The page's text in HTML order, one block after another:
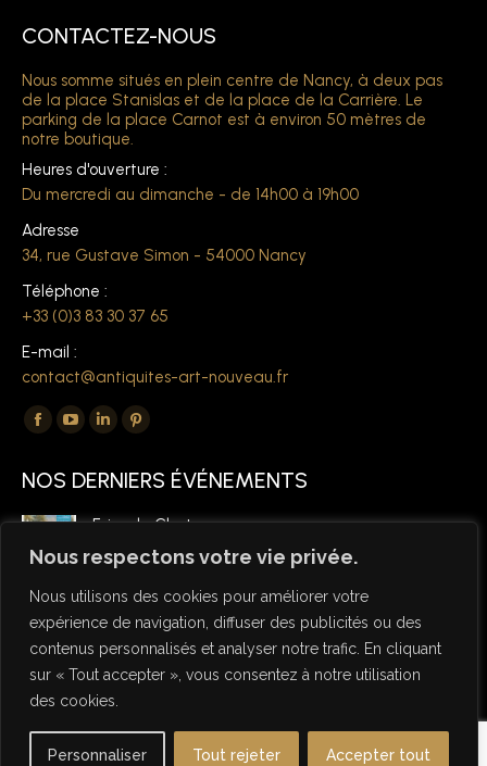
Nous respectons votre vie privée.
Nous utilisons des cookies pour améliorer votre
expérience de navigation, diffuser des publicités ou des
contenus personnalisés et analyser notre trafic. En cliquant
sur « Tout accepter », vous consentez à notre utilisation
des cookies.
Personnaliser Tout rejeter Accepter tout
CONTACTEZ-NOUS
Nous somme situés en plein centre de Nancy, à deux pas
de la place Stanislas et de la place de la Carrière. Le
parking de la place Carnot est à environ 50 mètres de
notre boutique.
Heures d'ouverture :
Du mercredi au dimanche - de 14h00 à 19h00
Adresse
34, rue Gustave Simon - 54000 Nancy
Téléphone :
+33 (0)3 83 30 37 65
E-mail :
contact@antiquites-art-nouveau.fr
Trouvez nous sur :
La
Facebook
s'ouvre
nouvelle
fenêtre
La
YouTube
s'ouvre
nouvelle
fenêtre
La
LinkedIn
s'ouvre
une
nouvelle
fenêtre
La
Pinterest
s'ouvre
nouvelle
fenêtre
NOS DERNIERS ÉVÉNEMENTS
Foire de Chatou
6 mars 2026
Studio